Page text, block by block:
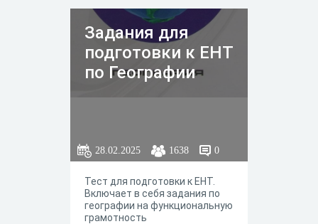
Задания для
подготовки к ЕНТ
по Географии
28.02.2025 1638 0
Тест для подготовки к ЕНТ.
Включает в себя задания по
географии на функциональную
грамотность